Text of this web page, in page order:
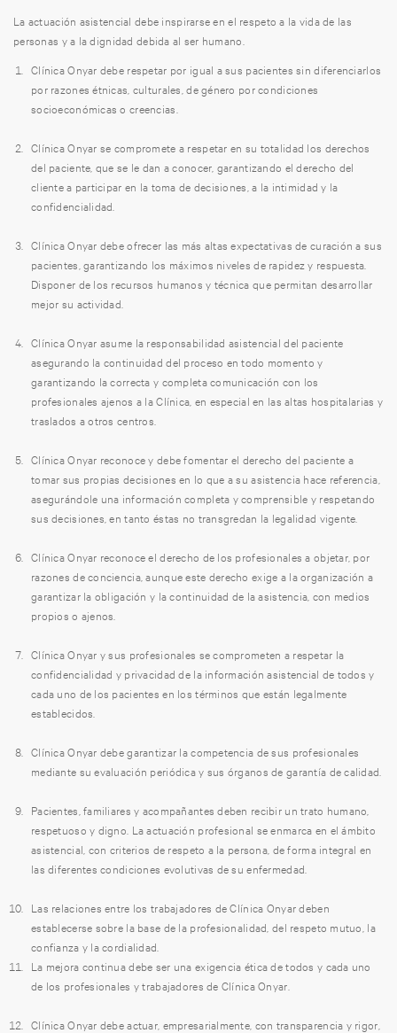
La actuación asistencial debe inspirarse en el respeto a la vida de las
personas y a la dignidad debida al ser humano.
Clínica Onyar debe respetar por igual a sus pacientes sin diferenciarlos
por razones étnicas, culturales, de género por condiciones
socioeconómicas o creencias.
Clínica Onyar se compromete a respetar en su totalidad los derechos
del paciente, que se le dan a conocer, garantizando el derecho del
cliente a participar en la toma de decisiones, a la intimidad y la
confidencialidad.
Clínica Onyar debe ofrecer las más altas expectativas de curación a sus
pacientes, garantizando los máximos niveles de rapidez y respuesta.
Disponer de los recursos humanos y técnica que permitan desarrollar
mejor su actividad.
Clínica Onyar asume la responsabilidad asistencial del paciente
asegurando la continuidad del proceso en todo momento y
garantizando la correcta y completa comunicación con los
profesionales ajenos a la Clínica, en especial en las altas hospitalarias y
traslados a otros centros.
Clínica Onyar reconoce y debe fomentar el derecho del paciente a
tomar sus propias decisiones en lo que a su asistencia hace referencia,
asegurándole una información completa y comprensible y respetando
sus decisiones, en tanto éstas no transgredan la legalidad vigente.
Clínica Onyar reconoce el derecho de los profesionales a objetar, por
razones de conciencia, aunque este derecho exige a la organización a
garantizar la obligación y la continuidad de la asistencia, con medios
propios o ajenos.
Clínica Onyar y sus profesionales se comprometen a respetar la
confidencialidad y privacidad de la información asistencial de todos y
cada uno de los pacientes en los términos que están legalmente
establecidos.
Clínica Onyar debe garantizar la competencia de sus profesionales
mediante su evaluación periódica y sus órganos de garantía de calidad.
Pacientes, familiares y acompañantes deben recibir un trato humano,
respetuoso y digno. La actuación profesional se enmarca en el ámbito
asistencial, con criterios de respeto a la persona, de forma integral en
las diferentes condiciones evolutivas de su enfermedad.
Las relaciones entre los trabajadores de Clínica Onyar deben
establecerse sobre la base de la profesionalidad, del respeto mutuo, la
confianza y la cordialidad.
La mejora continua debe ser una exigencia ética de todos y cada uno
de los profesionales y trabajadores de Clínica Onyar.
Clínica Onyar debe actuar, empresarialmente, con transparencia y rigor,